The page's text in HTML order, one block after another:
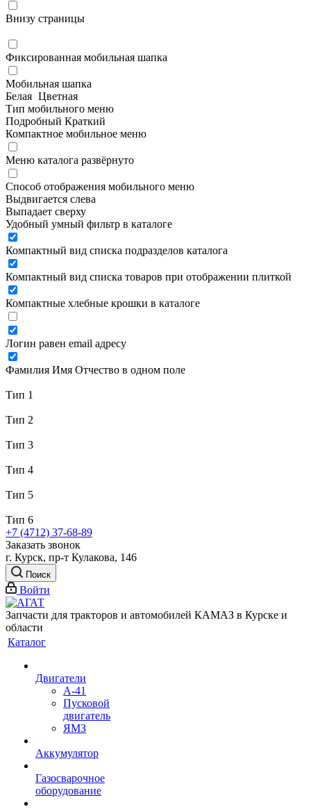
Внизу страницы
Фиксированная мобильная шапка
Мобильная шапка
Белая Цветная
Тип мобильного меню
Подробный Краткий
Компактное мобильное меню
Меню каталога развёрнуто
Способ отображения мобильного меню
Выдвигается слева
Выпадает сверху
Удобный умный фильтр в каталоге
Компактный вид списка подразделов каталога
Компактный вид списка товаров при отображении плиткой
Компактные хлебные крошки в каталоге
Логин равен email адресу
Фамилия Имя Отчество в одном поле
Тип 1
Тип 2
Тип 3
Тип 4
Тип 5
Тип 6
+7 (4712) 37-68-89
Заказать звонок
г. Курск, пр-т Кулакова, 146
Поиск
Войти
Запчасти для тракторов и автомобилей КАМАЗ в Курске и
области
Каталог
Двигатели
А-41
Пусковой
двигатель
ЯМЗ
Аккумулятор
Газосварочное
оборудование